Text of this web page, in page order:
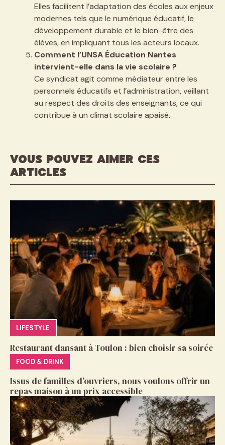
Elles facilitent l’adaptation des écoles aux enjeux
modernes tels que le numérique éducatif, le
développement durable et le bien-être des
élèves, en impliquant tous les acteurs locaux.
Comment l’UNSA Éducation Nantes
intervient-elle dans la vie scolaire ?
Ce syndicat agit comme médiateur entre les
personnels éducatifs et l’administration, veillant
au respect des droits des enseignants, ce qui
contribue à un climat scolaire apaisé.
VOUS POUVEZ AIMER CES
ARTICLES
LIFESTYLE
Restaurant dansant à Toulon : bien choisir sa soirée
FOOD & DRINK
Issus de familles d’ouvriers, nous voulons offrir un
repas maison à un prix accessible